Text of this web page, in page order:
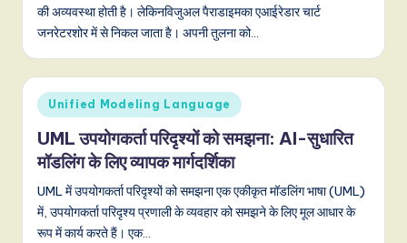
की अव्यवस्था होती है। लेकिनविजुअल पैराडाइमका एआईरेडार चार्ट
जनरेटरशोर में से निकल जाता है। अपनी तुलना को…
Posted
in
Unified Modeling Language
UML उपयोगकर्ता परिदृश्यों को समझना: AI-सुधारित
मॉडलिंग के लिए व्यापक मार्गदर्शिका
UML में उपयोगकर्ता परिदृश्यों को समझना एक एकीकृत मॉडलिंग भाषा (UML)
में, उपयोगकर्ता परिदृश्य प्रणाली के व्यवहार को समझने के लिए मूल आधार के
रूप में कार्य करते हैं। एक…